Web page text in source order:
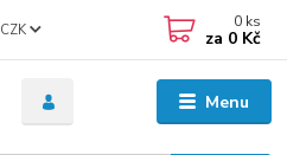
Menu
CZK 0 ks
za 0 Kč